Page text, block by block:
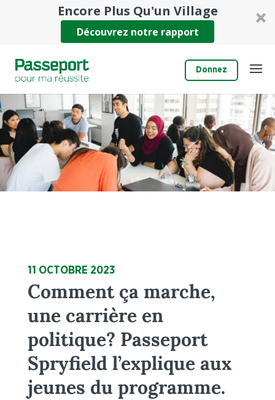
Encore Plus Qu'un Village
Découvrez notre rapport
Donnez
11 OCTOBRE 2023
Comment ça marche,
une carrière en
politique? Passeport
Spryfield l’explique aux
jeunes du programme.